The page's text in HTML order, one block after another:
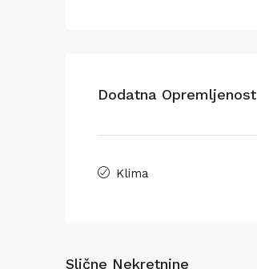
Dodatna Opremljenost
Klima
Slične Nekretnine